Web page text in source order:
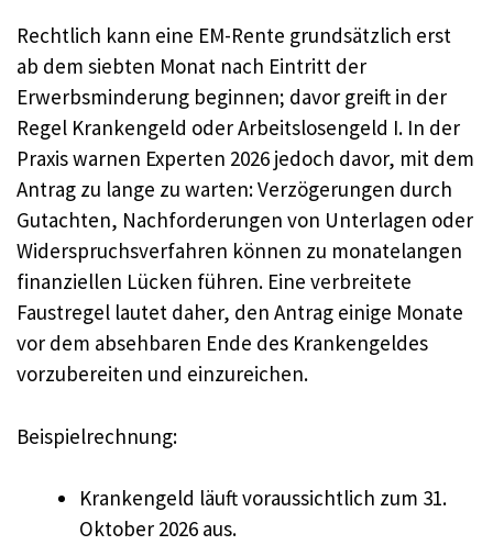
Rechtlich kann eine EM-Rente grundsätzlich erst
ab dem siebten Monat nach Eintritt der
Erwerbsminderung beginnen; davor greift in der
Regel Krankengeld oder Arbeitslosengeld I. In der
Praxis warnen Experten 2026 jedoch davor, mit dem
Antrag zu lange zu warten: Verzögerungen durch
Gutachten, Nachforderungen von Unterlagen oder
Widerspruchsverfahren können zu monatelangen
finanziellen Lücken führen. Eine verbreitete
Faustregel lautet daher, den Antrag einige Monate
vor dem absehbaren Ende des Krankengeldes
vorzubereiten und einzureichen.
Beispielrechnung:
Krankengeld läuft voraussichtlich zum 31.
Oktober 2026 aus.